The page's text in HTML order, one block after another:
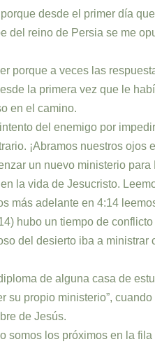
desde el primer día
del reino de Persia se me
porque a veces las
la primera vez que le
en el camino.
del enemigo por
¡Abramos nuestros
un nuevo ministerio para
la vida de Jesucristo.
más adelante en 4:14
hubo un tiempo de
del desierto iba a
de alguna casa de
su propio ministerio”,
de Jesús.
somos los próximos en la